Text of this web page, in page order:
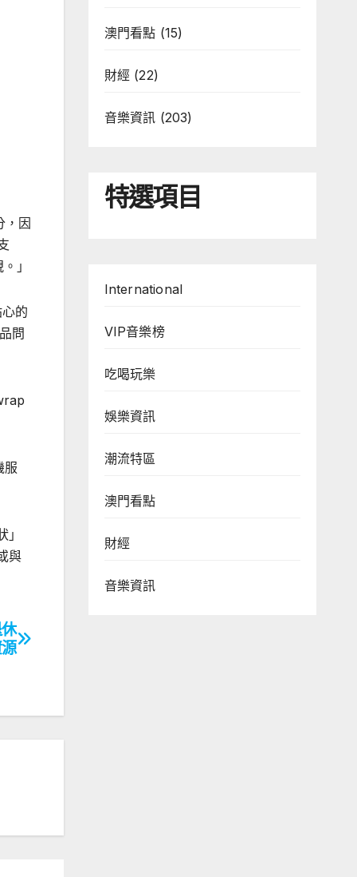
，因
」
的
問
服
與
澳門看點 (15)
財經(22)
音樂資訊 (203)
特選項目
International
VIP音樂榜
吃喝玩樂
娛樂資訊
潮流特區
澳門看點
財經
音樂資訊